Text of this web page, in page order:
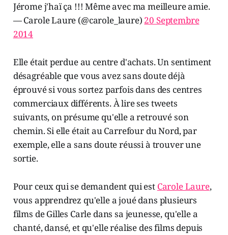
Jérome j'haï ça !!! Même avec ma meilleure amie.
— Carole Laure (@carole_laure) 20 Septembre
2014
Elle était perdue au centre d'achats. Un sentiment
désagréable que vous avez sans doute déjà
éprouvé si vous sortez parfois dans des centres
commerciaux différents. À lire ses tweets
suivants, on présume qu'elle a retrouvé son
chemin. Si elle était au Carrefour du Nord, par
exemple, elle a sans doute réussi à trouver une
sortie.
Pour ceux qui se demandent qui est Carole Laure,
vous apprendrez qu'elle a joué dans plusieurs
films de Gilles Carle dans sa jeunesse, qu'elle a
chanté, dansé, et qu'elle réalise des films depuis